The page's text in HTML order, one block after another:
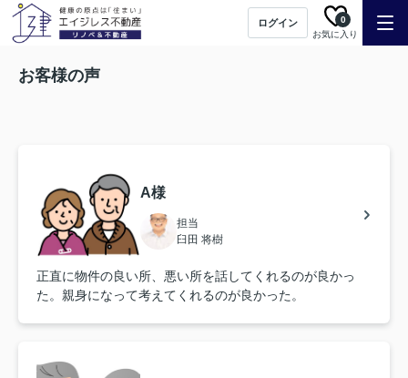
ログイン
お気に入り
0
お客様の声
A様
担当
臼田 将樹
正直に物件の良い所、悪い所を話してくれるのが良かっ
た。親身になって考えてくれるのが良かった。